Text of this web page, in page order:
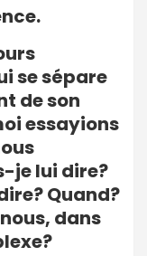
se sépare
de son
essayions
je lui dire?
Quand?
dans